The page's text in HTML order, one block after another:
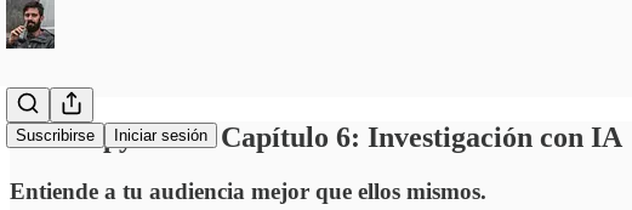
Suscribirse Iniciar sesión
Robocopy 2.0 — Capítulo 6: Investigación con IA
Entiende a tu audiencia mejor que ellos mismos.